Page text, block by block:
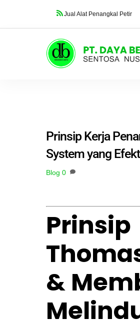
content
Jual Alat Penangkal Petir
Prinsip Kerja
System yang
Blog 0
&